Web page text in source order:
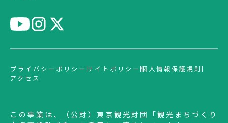
プライバシーポリシー サイトポリシー 個人情報保護規則
アクセス
この事業は、（公財）東京観光財団「観光まちづくり